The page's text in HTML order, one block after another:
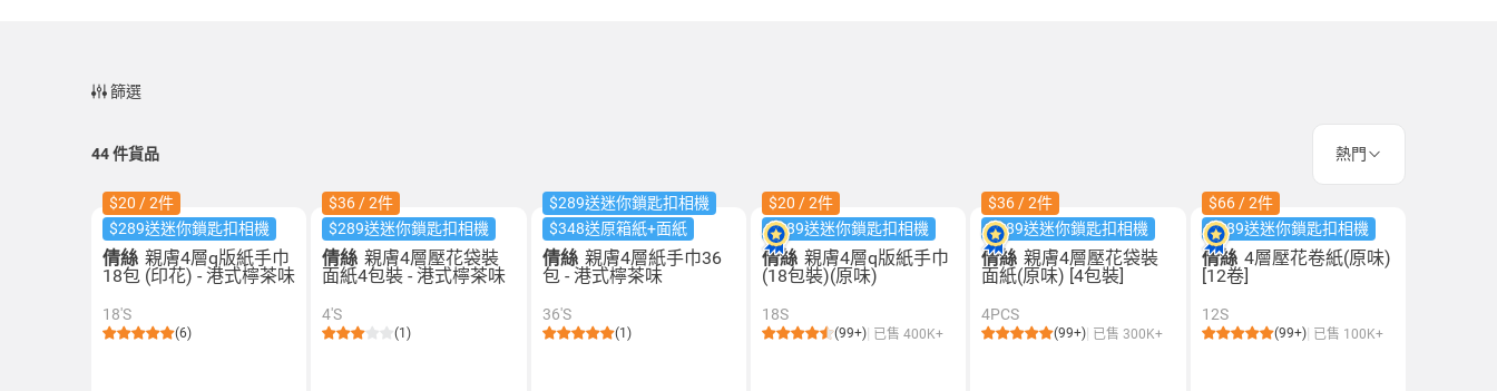
篩選
44件貨品 熱門
$20 / 2件
$289送迷你鎖匙扣相機
倩絲 親膚4層q版紙手巾
18包 (印花) - 港式檸茶味
18'S
(6)
$36 / 2件
$289送迷你鎖匙扣相機
倩絲 親膚4層壓花袋裝
面紙4包裝 - 港式檸茶味
4'S
(1)
$289送迷你鎖匙扣相機
$348送原箱紙+面紙
倩絲 親膚4層紙手巾36
包 - 港式檸茶味
36'S
(1)
$20 / 2件
$289送迷你鎖匙扣相機
倩絲 親膚4層q版紙手巾
(18包裝)(原味)
18S
(99+) 已售 400K+
$36 / 2件
$289送迷你鎖匙扣相機
倩絲 親膚4層壓花袋裝
面紙(原味) [4包裝]
4PCS
(99+) 已售 300K+
$66 / 2件
$289送迷你鎖匙扣相機
倩絲 4層壓花卷紙(原味)
[12卷]
12S
(99+) 已售 100K+